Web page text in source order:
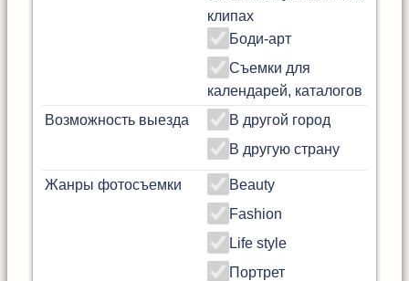
клипах
Боди-арт
Съемки для
календарей, каталогов
Возможность выезда
В другой город
В другую страну
Жанры фотосъемки
Beauty
Fashion
Life style
Портрет